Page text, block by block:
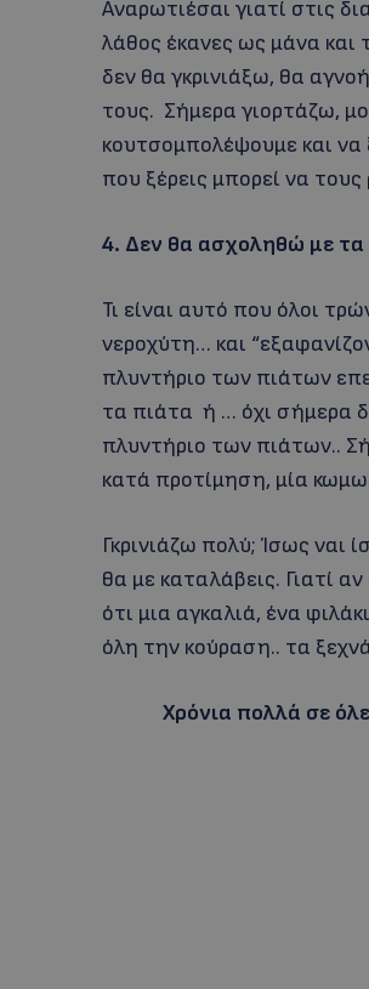
Αναρωτιέσαι γιατί στις
λάθος έκανες ως μάνα
δεν θα γκρινιάξω, θα
τους. Σήμερα γιορτάζω,
κουτσομπολέψουμε και
που ξέρεις μπορεί να
4. Δεν θα ασχοληθώ με τα
Τι είναι αυτό που όλοι
νεροχύτη… και
πλυντήριο των πιάτων
τα πιάτα ή … όχι σήμερα
πλυντήριο των πιάτων..
κατά προτίμηση, μία
Γκρινιάζω πολύ; Ίσως ναι
θα με καταλάβεις. Γιατί
ότι μια αγκαλιά, ένα
όλη την κούραση.. τα
Χρόνια πολλά σε